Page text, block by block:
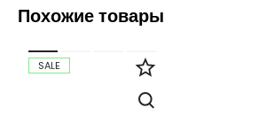
Похожие товары
SALE